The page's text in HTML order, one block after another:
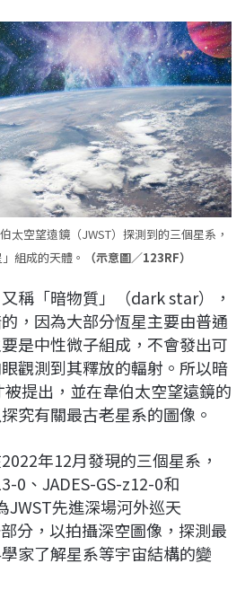
太空望遠鏡（JWST）探測到的三個星系，
組成的天體。
（示意圖／123RF）
稱「暗物質」（dark star），
，因為大部分恆星主要由普通
是中性微子組成，不會發出可
觀測到其釋放的輻射。所以暗
提出，並在韋伯太空望遠鏡的
究有關最古老星系的圖像。
年12月發現的三個星系，
0、JADES-GS-z12-0和
JWST先進深場河外巡天
部分，以拍攝深空圖像，探測最
家了解星系等宇宙結構的變